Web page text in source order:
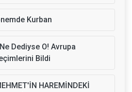
Kurban
Dediyse O! Avrupa
Bildi
HAREMİNDEKİ